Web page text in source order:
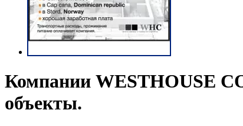
Компании WESTHOUSE
объекты.